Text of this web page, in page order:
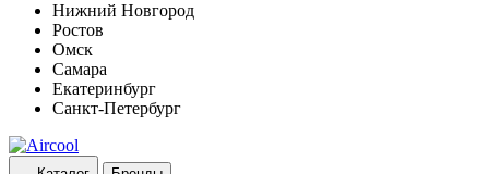
Нижний Новгород
Ростов
Омск
Самара
Екатеринбург
Санкт-Петербург